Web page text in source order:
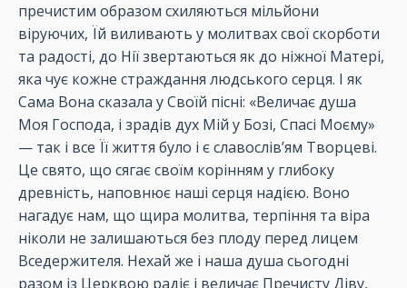
пречистим образом схиляються мільйони
віруючих, Їй виливають у молитвах свої скорботи
та радості, до Нії звертаються як до ніжної Матері,
яка чує кожне страждання людського серця. І як
Сама Вона сказала у Своїй пісні: «Величaє душа
Моя Господа, і зрадів дух Мій у Бозі, Спасі Моєму»
— так і все Її життя було і є славослівʼям Творцеві.
Це свято, що сягає своїм корінням у глибоку
древність, наповнює наші серця надією. Воно
нагадує нам, що щира молитва, терпіння та віра
ніколи не залишаються без плоду перед лицем
Вседержителя. Нехай же і наша душа сьогодні
разом із Церквою радіє і величає Пречисту Діву,